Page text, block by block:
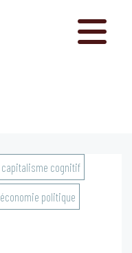
capitalisme cognitif
économie politique